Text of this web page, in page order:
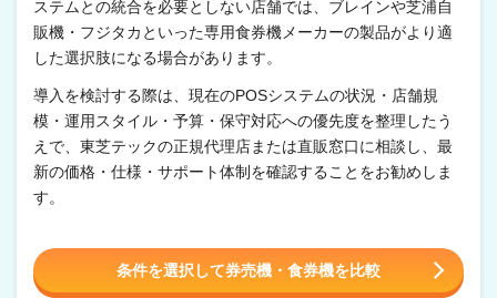
ステムとの統合を必要としない店舗では、ブレインや芝浦自
販機・フジタカといった専用食券機メーカーの製品がより適
した選択肢になる場合があります。
導入を検討する際は、現在のPOSシステムの状況・店舗規
模・運用スタイル・予算・保守対応への優先度を整理したう
えで、東芝テックの正規代理店または直販窓口に相談し、最
新の価格・仕様・サポート体制を確認することをお勧めしま
す。
条件を選択して券売機・食券機を比較